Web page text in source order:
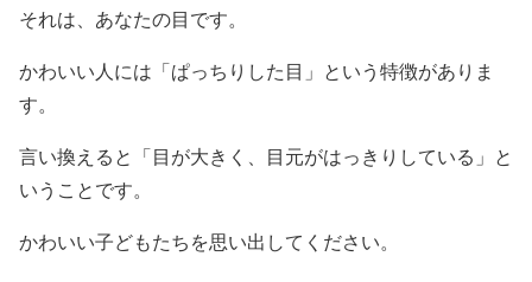
それは、あなたの目です。
かわいい人には「ぱっちりした目」という特徴がありま
す。
言い換えると「目が大きく、目元がはっきりしている」と
いうことです。
かわいい子どもたちを思い出してください。